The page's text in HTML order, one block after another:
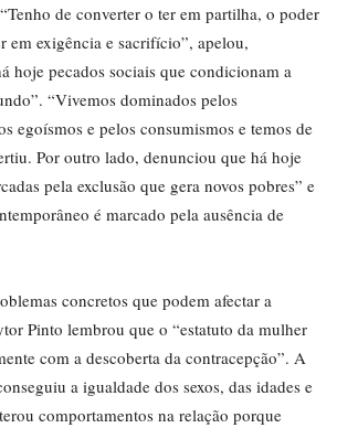
de converter o ter em partilha, o poder
em exigência e sacrifício”, apelou,
hoje pecados sociais que condicionam a
“Vivemos dominados pelos
egoísmos e pelos consumismos e temos de
Por outro lado, denunciou que há hoje
pela exclusão que gera novos pobres” e
é marcado pela ausência de
concretos que podem afectar a
Pinto lembrou que o “estatuto da mulher
com a descoberta da contracepção”. A
a igualdade dos sexos, das idades e
comportamentos na relação porque